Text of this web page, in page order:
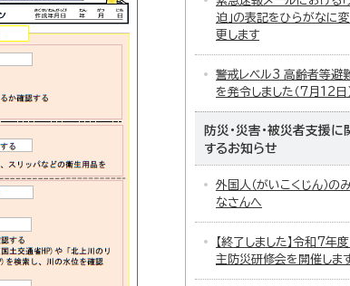
迫」の表記をひらがなに変
更します
警戒レベル3 高齢者等避
を発令しました（7月12日
防災・災害・被災者支援に
するお知らせ
外国人（がいこくじん）の
なさんへ
【終了しました】令和7年
主防災研修会を開催しま